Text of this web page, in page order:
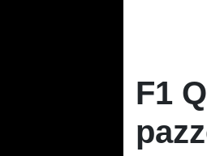
F1